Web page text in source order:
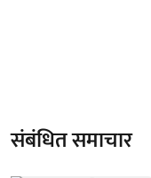
संबंधित समाचार